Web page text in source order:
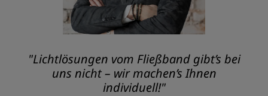
"Lichtlösungen vom Fließband gibt’s bei
uns nicht – wir machen’s Ihnen
individuell!"